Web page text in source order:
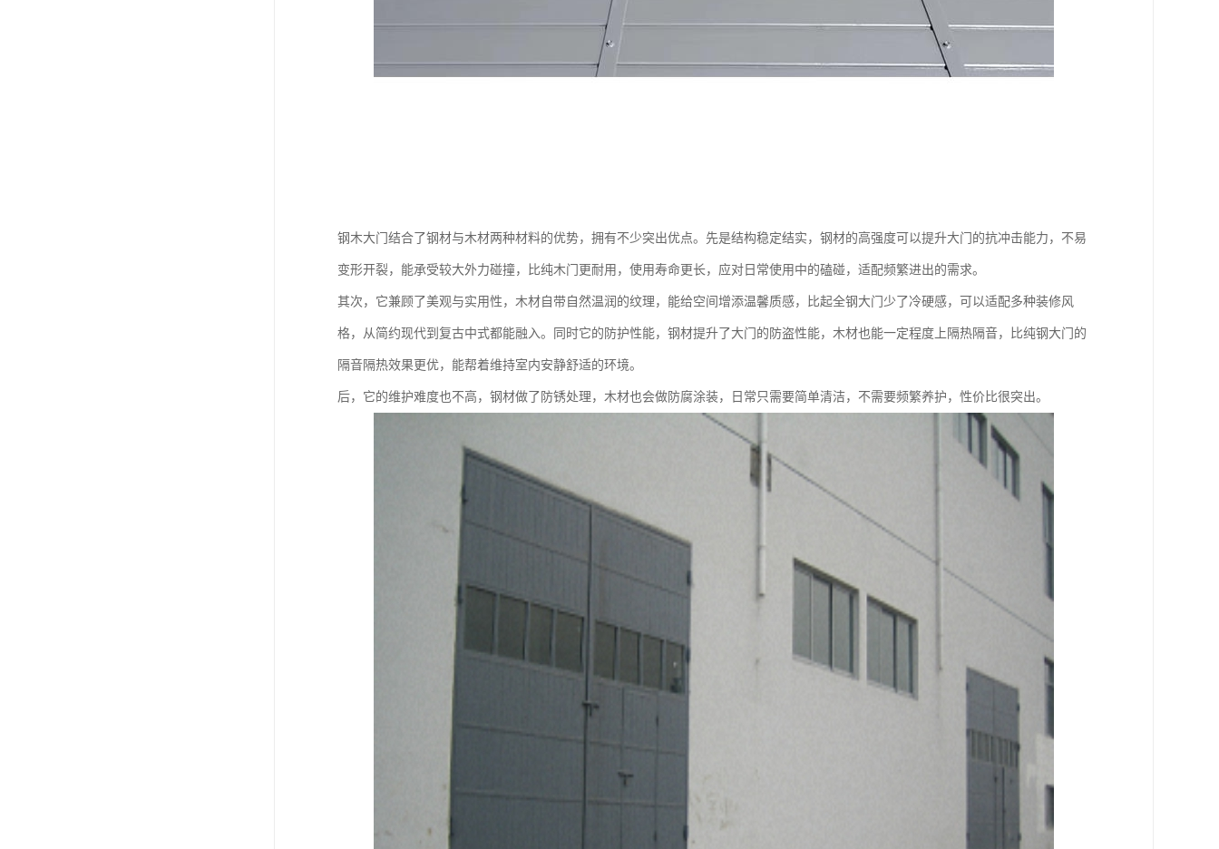
钢木大门结合了钢材与木材两种材料的优势，拥有不少突出优点。先是结构稳定结实，钢材的高强度可以提升大门的抗冲击能力，不易
变形开裂，能承受较大外力碰撞，比纯木门更耐用，使用寿命更长，应对日常使用中的磕碰，适配频繁进出的需求。
其次，它兼顾了美观与实用性，木材自带自然温润的纹理，能给空间增添温馨质感，比起全钢大门少了冷硬感，可以适配多种装修风
格，从简约现代到复古中式都能融入。同时它的防护性能，钢材提升了大门的防盗性能，木材也能一定程度上隔热隔音，比纯钢大门的
隔音隔热效果更优，能帮着维持室内安静舒适的环境。
后，它的维护难度也不高，钢材做了防锈处理，木材也会做防腐涂装，日常只需要简单清洁，不需要频繁养护，性价比很突出。